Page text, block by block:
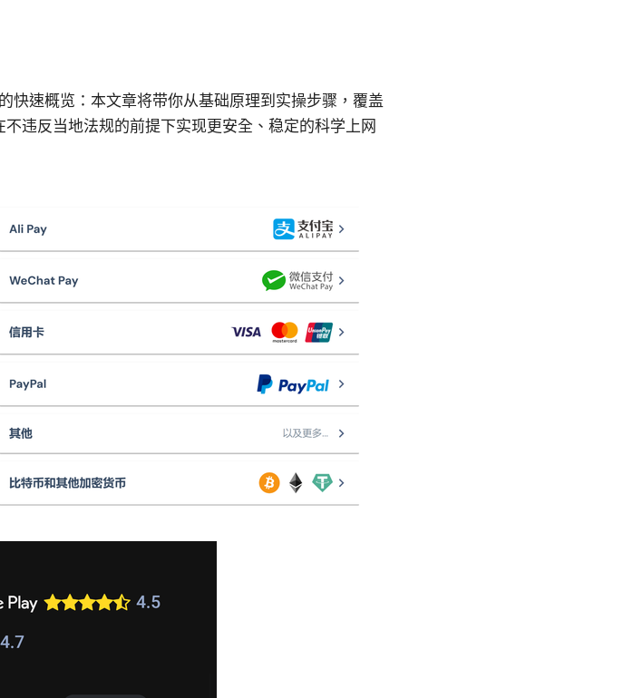
速概览：本文章将带你从基础原理到实操步骤，覆盖
违反当地法规的前提下实现更安全、稳定的科学上网